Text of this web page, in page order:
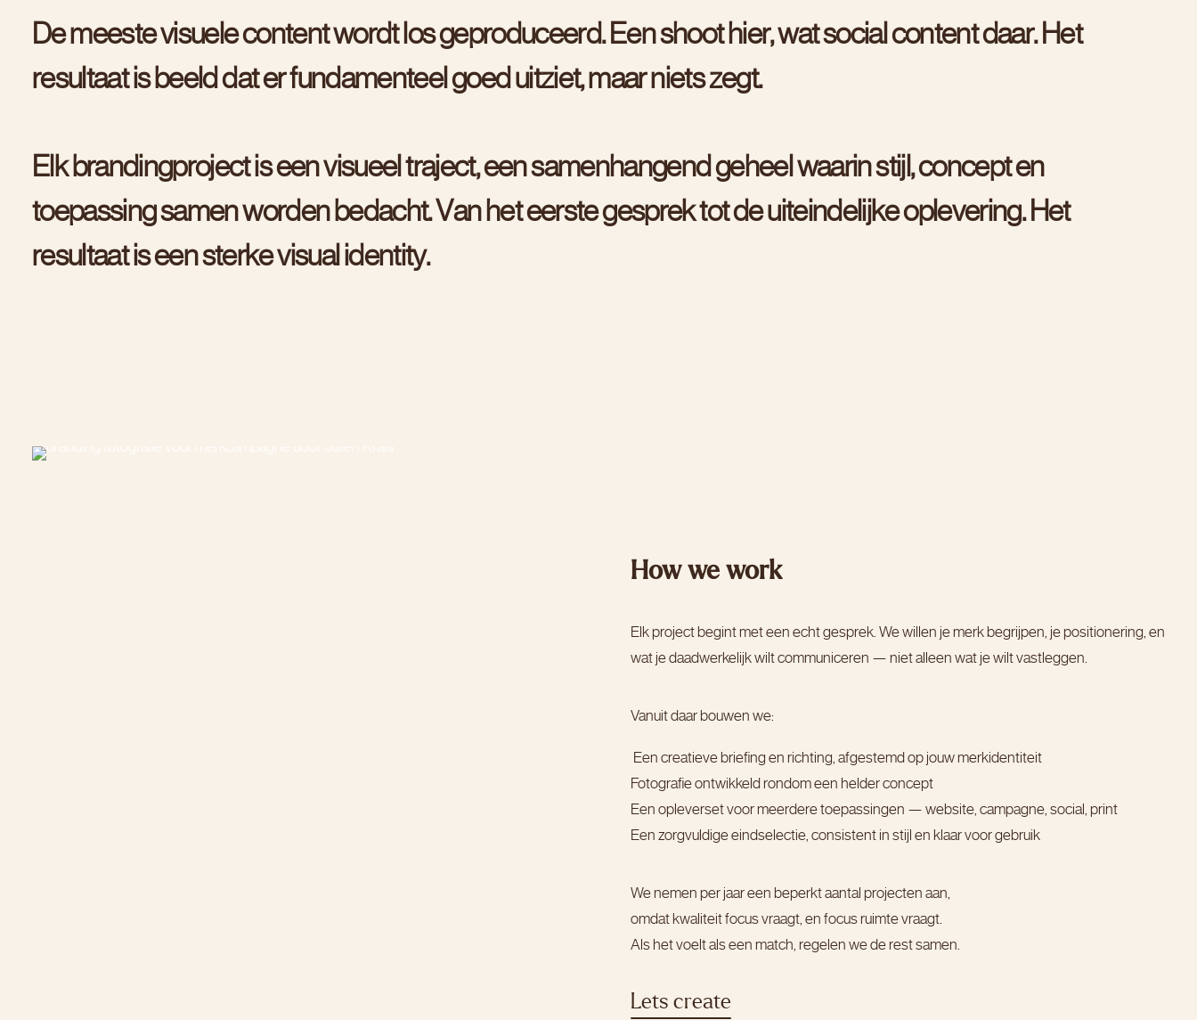
Demeestevisuelecontentwordt osgeproduceerd. Eenshoot hier,watsocial contentdaar. Het
resultaatis beelddaterfundamenteel goed uitziet,maarnietszegt.
El k brandingprojectiseenvisueel traject,eensamenhangendgeheel waarinstijl,concepten
toepassingsamenworden bedacht.Van heteerstegesprektotdeuiteindelijkeoplevering. Het
resultaatiseensterkevisual identity.
How we work
Elk project begint met een echt gesprek. We willen je merk begrijpen, je positionering, en
wat je daadwerkelijk wilt communiceren — niet alleen wat je wilt vastleggen.
Vanuit daar bouwen we:
Een creatieve briefing en richting, afgestemd op jouw merkidentiteit
Fotografie ontwikkeld rondom een helder concept
Een opleverset voor meerdere toepassingen — website, campagne, social, print
Een zorgvuldige eindselectie, consistent in stijl en klaar voor gebruik
We nemen per jaar een beperkt aantal projecten aan,
omdat kwaliteit focus vraagt, en focus ruimte vraagt.
Als het voelt als een match, regelen we de rest samen.
Lets create